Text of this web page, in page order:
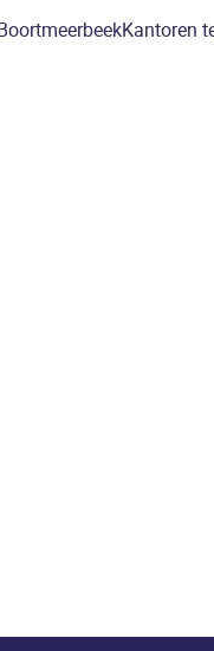
Kantoren